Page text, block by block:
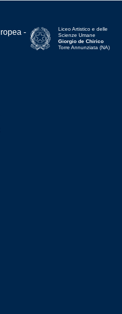
Liceo Artistico e delle
Scienze Umane
Giorgio de Chirico
Torre Annunziata (NA)